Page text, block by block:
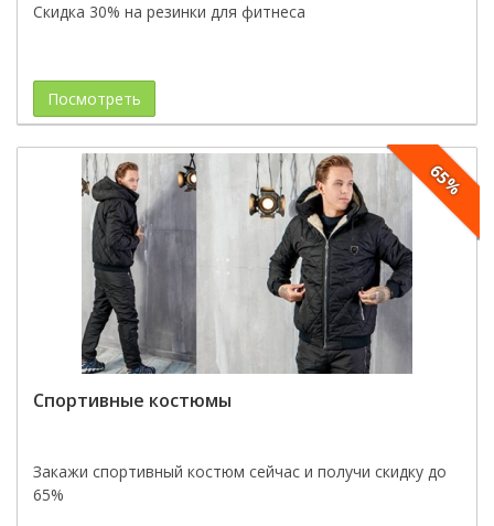
Скидка 30% на резинки для фитнеса
Посмотреть
65%
Спортивные костюмы
Закажи спортивный костюм сейчас и получи скидку до
65%